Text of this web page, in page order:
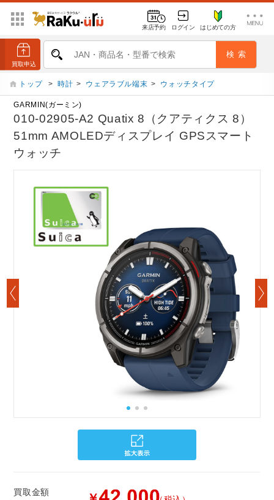
来店予約 ログイン はじめての方
トップ > 時計 > ウェアラブル端末 > ウォッチタイプ
GARMIN(ガーミン)
010-02905-A2 Quatix 8（クアティクス 8）
51mm AMOLEDディスプレイ GPSスマート
ウォッチ
買取金額